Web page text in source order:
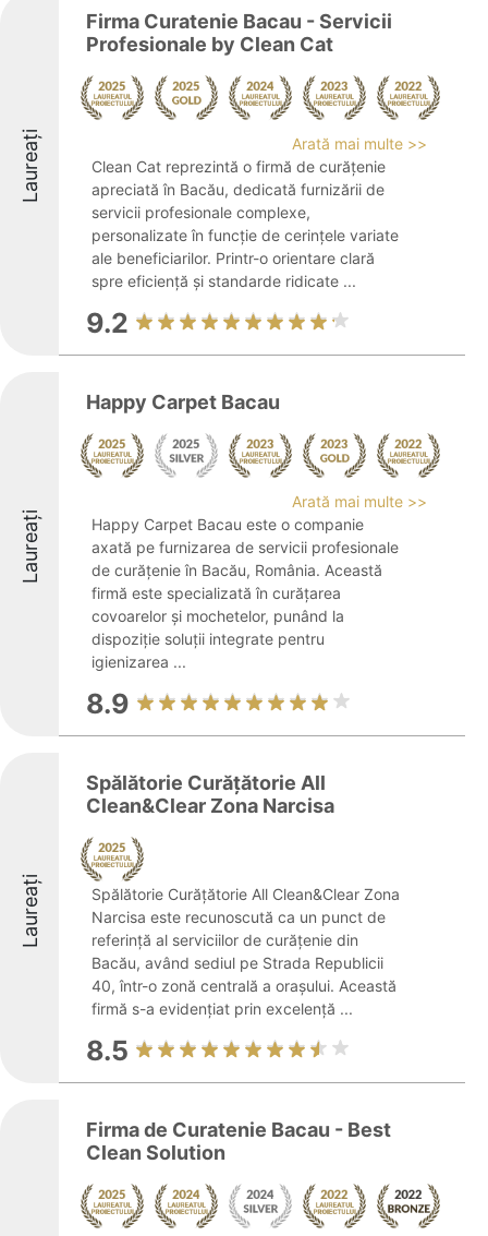
Laureați
Firma Curatenie Bacau - Servicii
Profesionale by Clean Cat
Arată mai multe >>
Clean Cat reprezintă o firmă de curățenie
apreciată în Bacău, dedicată furnizării de
servicii profesionale complexe,
personalizate în funcție de cerințele variate
ale beneficiarilor. Printr-o orientare clară
spre eficiență și standarde ridicate ...
9.2
Laureați
Happy Carpet Bacau
Arată mai multe >>
Happy Carpet Bacau este o companie
axată pe furnizarea de servicii profesionale
de curățenie în Bacău, România. Această
firmă este specializată în curățarea
covoarelor și mochetelor, punând la
dispoziție soluții integrate pentru
igienizarea ...
8.9
Laureați
Spălătorie Curățătorie All
Clean&Clear Zona Narcisa
Spălătorie Curățătorie All Clean&Clear Zona
Narcisa este recunoscută ca un punct de
referință al serviciilor de curățenie din
Bacău, având sediul pe Strada Republicii
40, într-o zonă centrală a orașului. Această
firmă s-a evidențiat prin excelență ...
8.5
Firma de Curatenie Bacau - Best
Clean Solution